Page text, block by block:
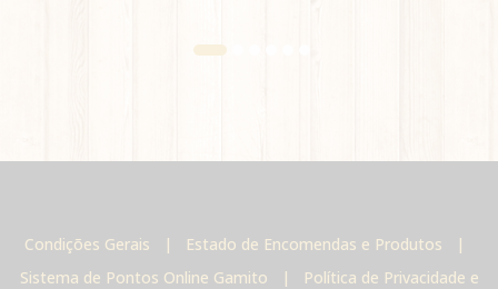
Condições Gerais | Estado de Encomendas e Produtos |
Sistema de Pontos Online Gamito |
Política de Privacidade e